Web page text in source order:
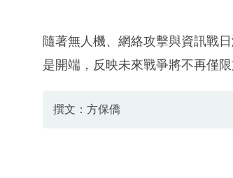
隨著無人機、網絡攻擊與資訊戰
是開端，反映未來戰爭將不再僅
撰文：方保僑